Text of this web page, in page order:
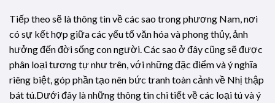
Tiếp theo sẽ là thông tin về các sao trong phương Nam, nơi
có sự kết hợp giữa các yếu tố văn hóa và phong thủy, ảnh
hưởng đến đời sống con người. Các sao ở đây cũng sẽ được
phân loại tương tự như trên, với những đặc điểm và ý nghĩa
riêng biệt, góp phần tạo nên bức tranh toàn cảnh về Nhị thập
bát tú.Dưới đây là những thông tin chi tiết về các loại tú và ý